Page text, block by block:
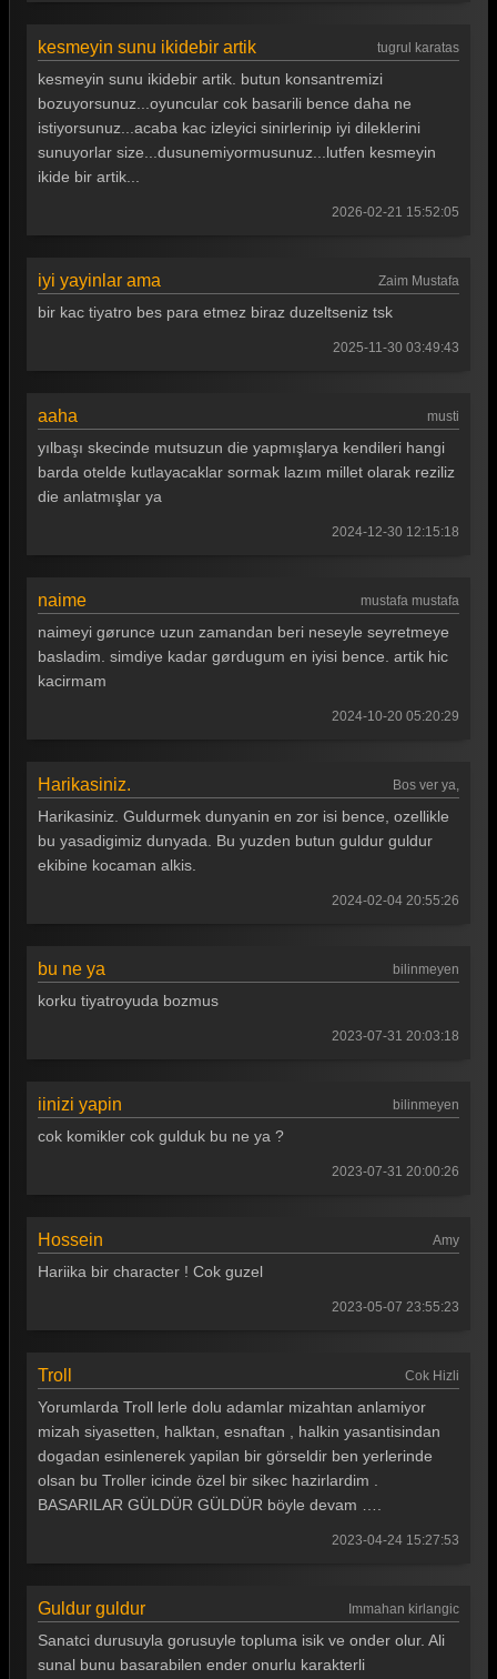
Güldür güldür 284. Bölüm
Güldür güldür 283. Bölüm
Güldür güldür 282. Bölüm
Güldür güldür 281. Bölüm
Güldür güldür 278. Bölüm
Güldür güldür 275. Bölüm
Güldür güldür 274. Bölüm
Güldür güldür 273. Bölüm
Güldür güldür 270. Bölüm
Güldür güldür 269. Bölüm
Güldür güldür 266. Bölüm
Güldür güldür 265. Bölüm
Güldür güldür 264. Bölüm
Güldür güldür 261. Bölüm
Güldür güldür 258. Bölüm
Güldür güldür 257. Bölüm
Güldür güldür 254. Bölüm
Güldür güldür 250. Bölüm
Güldür güldür 249. Bölüm
Güldür güldür 248. Bölüm
Güldür güldür 245. Bölüm
Güldür güldür 244. Bölüm
kesmeyin sunu ikidebir artik tugrul karatas
kesmeyin sunu ikidebir artik. butun konsantremizi
bozuyorsunuz...oyuncular cok basarili bence daha ne
istiyorsunuz...acaba kac izleyici sinirlerinip iyi dileklerini
sunuyorlar size...dusunemiyormusunuz...lutfen kesmeyin
ikide bir artik...
2026-02-21 15:52:05
iyi yayinlar ama Zaim Mustafa
bir kac tiyatro bes para etmez biraz duzeltseniz tsk
2025-11-30 03:49:43
aaha musti
yılbaşı skecinde mutsuzun die yapmışlarya kendileri hangi
barda otelde kutlayacaklar sormak lazım millet olarak reziliz
die anlatmışlar ya
2024-12-30 12:15:18
naime mustafa mustafa
naimeyi gørunce uzun zamandan beri neseyle seyretmeye
basladim. simdiye kadar gørdugum en iyisi bence. artik hic
kacirmam
2024-10-20 05:20:29
Harikasiniz. Bos ver ya,
Harikasiniz. Guldurmek dunyanin en zor isi bence, ozellikle
bu yasadigimiz dunyada. Bu yuzden butun guldur guldur
ekibine kocaman alkis.
2024-02-04 20:55:26
bu ne ya bilinmeyen
korku tiyatroyuda bozmus
2023-07-31 20:03:18
iinizi yapin bilinmeyen
cok komikler cok gulduk bu ne ya ?
2023-07-31 20:00:26
Hossein Amy
Hariika bir character ! Cok guzel
2023-05-07 23:55:23
Troll Cok Hizli
Yorumlarda Troll lerle dolu adamlar mizahtan anlamiyor
mizah siyasetten, halktan, esnaftan , halkin yasantisindan
dogadan esinlenerek yapilan bir görseldir ben yerlerinde
olsan bu Troller icinde özel bir sikec hazirlardim .
BASARILAR GÜLDÜR GÜLDÜR böyle devam ….
2023-04-24 15:27:53
Guldur guldur Immahan kirlangic
Sanatci durusuyla gorusuyle topluma isik ve onder olur. Ali
sunal bunu basarabilen ender onurlu karakterli